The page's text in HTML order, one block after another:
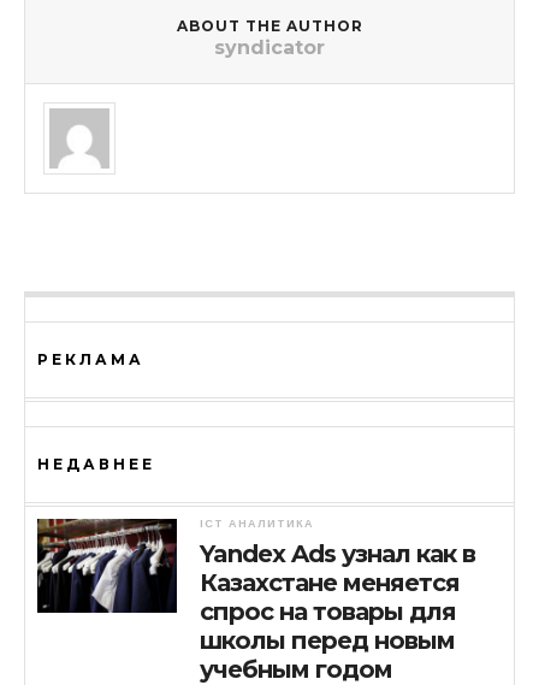
ABOUT THE AUTHOR
syndicator
РЕКЛАМА
НЕДАВНЕЕ
ICT АНАЛИТИКА
Yandex Ads узнал как в
Казахстане меняется
спрос на товары для
школы перед новым
учебным годом